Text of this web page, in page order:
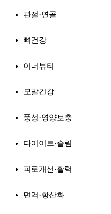
관절·연골
뼈건강
이너뷰티
모발건강
풍성·영양보충
다이어트·슬림
피로개선·활력
면역·항산화